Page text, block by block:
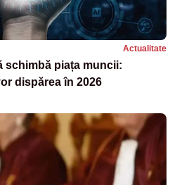
Actualitate
schimbă piața muncii:
dispărea în 2026